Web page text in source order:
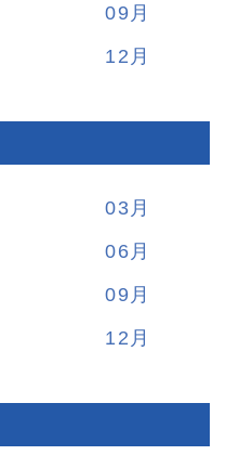
09
12
03
06
09
12